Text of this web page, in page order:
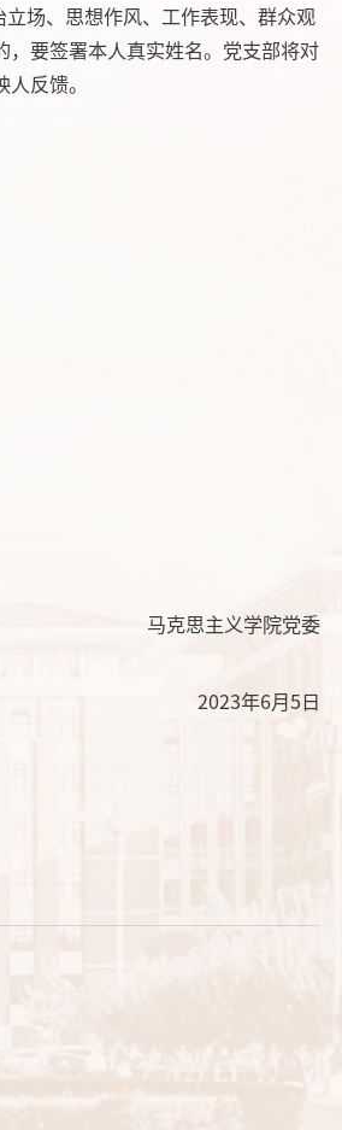
场、思想作风、工作表现、群众观
要签署本人真实姓名。党支部将对
反馈。
马克思主义学院党委
2023年6月5日